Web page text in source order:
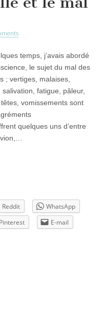
temps, j’avais abordé
le sujet du mal des
; vertiges, malaises,
salivation, fatigue, pâleur,
vomissements sont
quelques uns d’entre
Reddit
WhatsApp
Pinterest
E-mail